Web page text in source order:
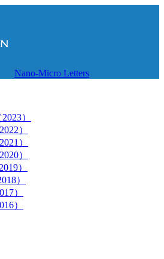
Nano-Micro Letters
）
）
）
）
）
）
）
）